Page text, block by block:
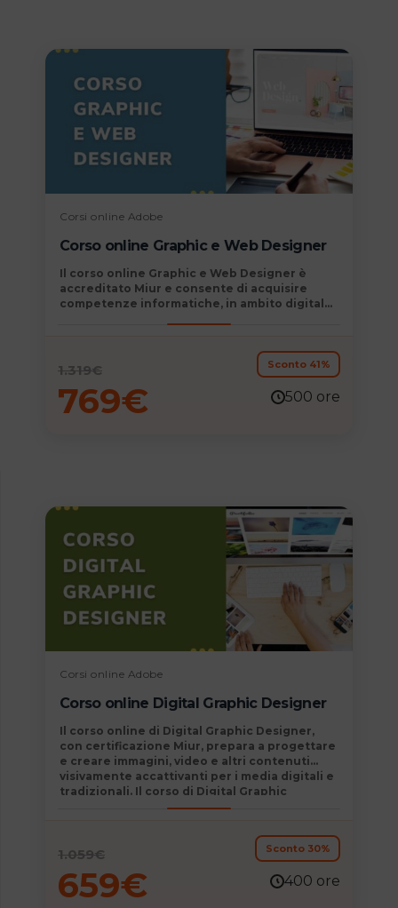
Corsi online Adobe
Corso online Graphic e Web Designer
Il corso online Graphic e Web Designer è
accreditato Miur e consente di acquisire
competenze informatiche, in ambito digital
1.319€
769€
Sconto 41%
500 ore
Corsi online Adobe
Corso online Digital Graphic Designer
Il corso online di Digital Graphic Designer,
con certificazione Miur, prepara a progettare
e creare immagini, video e altri contenuti
visivamente accattivanti per i media digitali e
tradizionali. Il corso di Digital Graphic
Designer consente inoltre di acquisire
1.059€
659€
Sconto 30%
400 ore